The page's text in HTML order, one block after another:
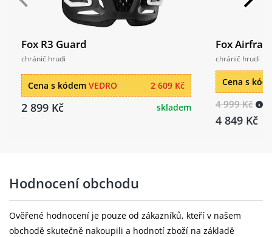
Fox R3 Guard
chránič hrudi
2 609 Kč
Cena s kódem VEDRO
2 899 Kč skladem
Fox
chránič hrudi
Cena s
4 999 Kč
4 849 Kč
Hodnocení obchodu
Ověřené hodnocení je pouze od zákazníků, kteří v našem
obchodě skutečně nakoupili a hodnotí zboží na základě